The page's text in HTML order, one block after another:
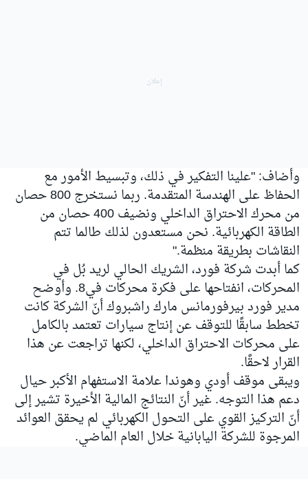
وأضاف: "علينا التفكير في ذلك، وتبسيط الأمور مع
الحفاظ على الهندسة المتقدمة. ربما نستخرج 800 حصان
من محرك الاحتراق الداخلي ونضيف 400 حصان من
الطاقة الكهربائية. نحن مستعدون لذلك طالما تتم
النقاشات بطريقة منظمة."
كما أبدت شركة فورد، الشريك الحالي لريد بُل في
المحركات، انفتاحها على فكرة محركات في8. وأوضح
مدير فورد بيرفورمانس مارك راشبروك أنّ الشركة كانت
تخطط سابقًا للتوقف عن إنتاج سيارات تعتمد بالكامل
على محركات الاحتراق الداخلي، لكنها تراجعت عن هذا
القرار لاحقًا.
ويبقى موقف أودي وهوندا علامة الاستفهام الأكبر حيال
دعم هذا التوجه. غير أنّ النتائج المالية الأخيرة تشير إلى
أنّ التركيز القوي على التحول الكهربائي لم يحقق العوائد
المرجوة للشركة اليابانية خلال العام الماضي.